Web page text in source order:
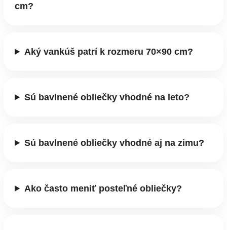
cm?
Aký vankúš patrí k rozmeru 70×90 cm?
Sú bavlnené obliečky vhodné na leto?
Sú bavlnené obliečky vhodné aj na zimu?
Ako často meniť posteľné obliečky?